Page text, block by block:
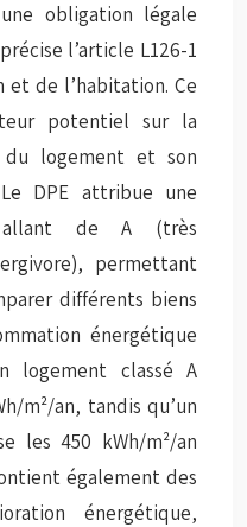
obligation légale
l’article L126-1
de l’habitation. Ce
potentiel sur la
du logement et son
DPE attribue une
allant de A (très
permettant
différents biens
énergétique
logement classé A
m²/an, tandis qu’un
les 450 kWh/m²/an
également des
énergétique,